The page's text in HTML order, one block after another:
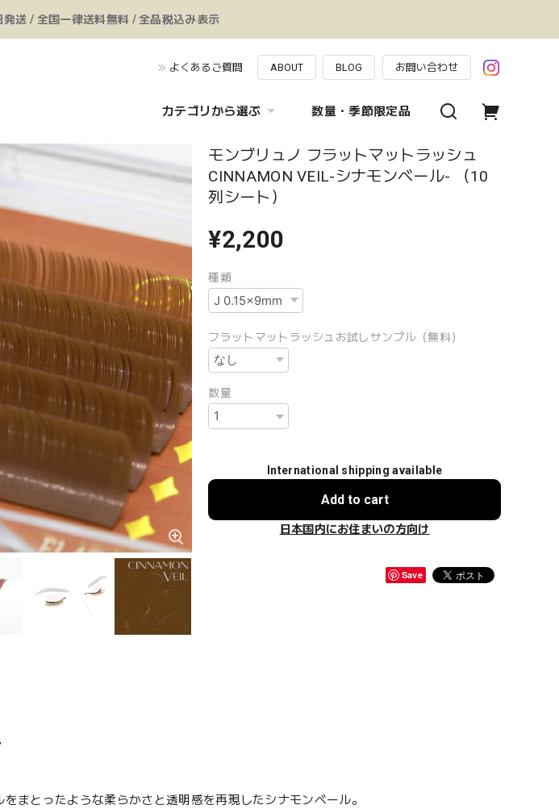
送 / 全国一律送料無料 / 全品税込み表示
よくあるご質問 ABOUT BLOG お問い合わせ
カテゴリから選ぶ 数量・季節限定品
モンブリュノ フラットマットラッシュ
CINNAMON VEIL-シナモンベール- （10
列シート）
¥2,200
種類
フラットマットラッシュお試しサンプル（無料）
数量
International shipping available
Add to cart
日本国内にお住まいの方向け
Save
まとったような柔らかさと透明感を再現したシナモンベール。